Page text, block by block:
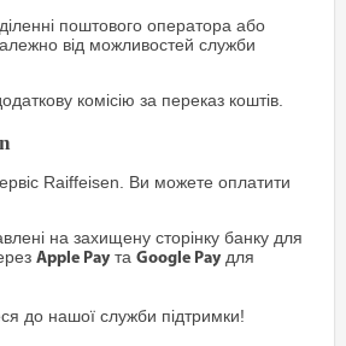
поштового оператора або
від можливостей служби
комісію за переказ коштів.
Raiffeisen. Ви можете оплатити
на захищену сторінку банку для
Apple Pay таGoogle Pay для
до нашої служби підтримки!